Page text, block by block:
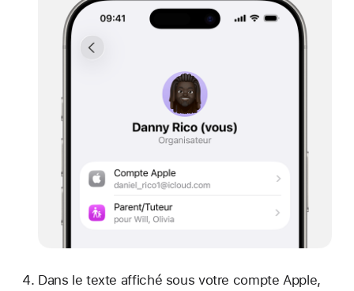
Dans le texte affiché sous votre compte Apple,